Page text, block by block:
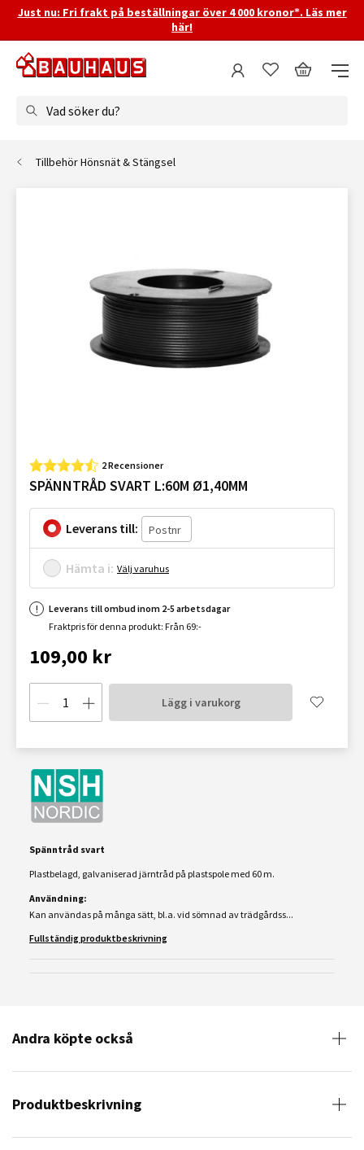
Just nu: Fri frakt på beställningar över 4 000 kronor*. Läs mer
här!
Vad söker du?
Tillbehör Hönsnät & Stängsel
2 Recensioner
SPÄNNTRÅD SVART L:60M Ø1,40MM
Leverans till:
Hämta i: Välj varuhus
Leverans till ombud inom 2-5 arbetsdagar
Fraktpris för denna produkt: Från 69:-
109,00 kr
Lägg i varukorg
Spänntråd svart
Plastbelagd, galvaniserad järntråd på plastspole med 60 m.
Användning:
Kan användas på många sätt, bl.a. vid sömnad av trädgårdss...
Fullständig produktbeskrivning
Andra köpte också
Produktbeskrivning